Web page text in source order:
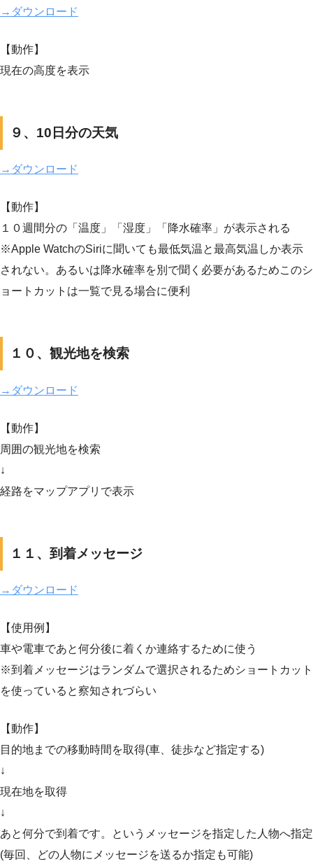
→ダウンロード
【動作】
現在の高度を表示
９、10日分の天気
→ダウンロード
【動作】
１０週間分の「温度」「湿度」「降水確率」が表示される
※Apple WatchのSiriに聞いても最低気温と最高気温しか表示
されない。あるいは降水確率を別で聞く必要があるためこのシ
ョートカットは一覧で見る場合に便利
１０、観光地を検索
→ダウンロード
【動作】
周囲の観光地を検索
↓
経路をマップアプリで表示
１１、到着メッセージ
→ダウンロード
【使用例】
車や電車であと何分後に着くか連絡するために使う
※到着メッセージはランダムで選択されるためショートカット
を使っていると察知されづらい
【動作】
目的地までの移動時間を取得(車、徒歩など指定する)
↓
現在地を取得
↓
あと何分で到着です。というメッセージを指定した人物へ指定
(毎回、どの人物にメッセージを送るか指定も可能)